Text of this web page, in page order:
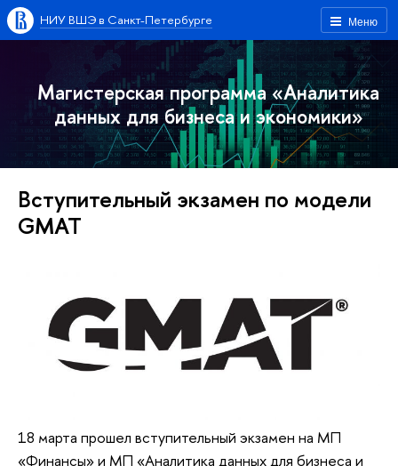
Меню
НИУ ВШЭ в Санкт-Петербурге
Магистерская программа «Аналитика
данных для бизнеса и экономики»
Вступительный экзамен по модели
GMAT
18 марта прошел вступительный экзамен на МП
«Финансы» и МП «Аналитика данных для бизнеса и